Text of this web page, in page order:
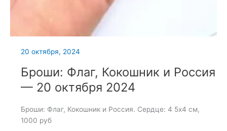
20 октября, 2024
Броши: Флаг, Кокошник и Россия
— 20 октября 2024
Броши: Флаг, Кокошник и Россия. Сердце: 4 5х4 см,
1000 руб